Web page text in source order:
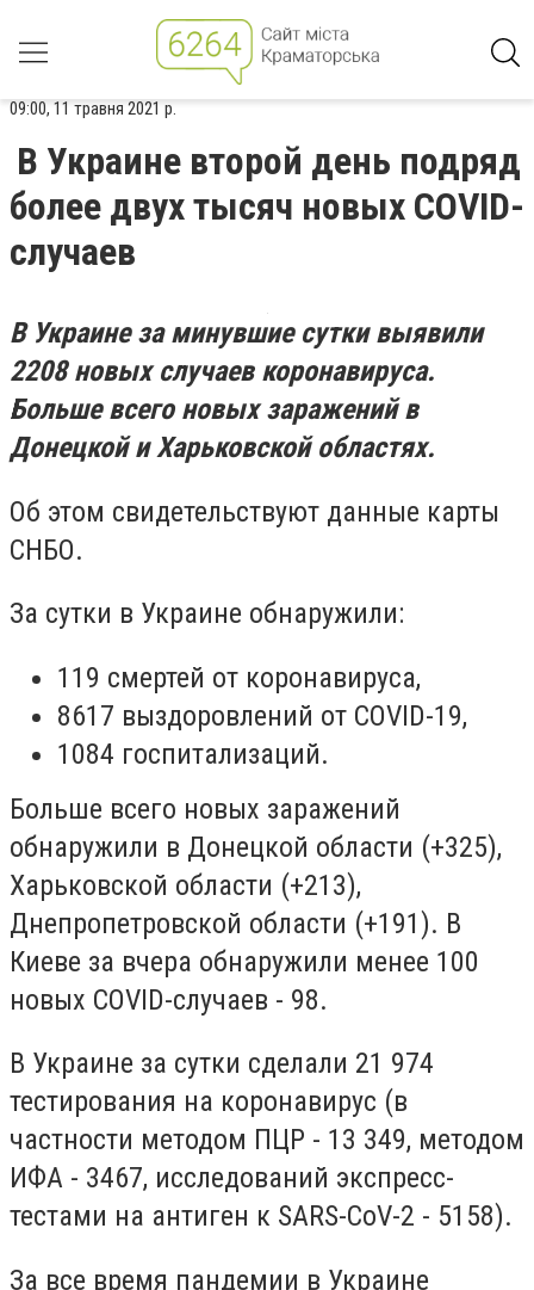
09:00, 11 травня 2021 р.
В Украине второй день подряд
более двух тысяч новых COVID-
случаев
В Украине за минувшие сутки выявили
2208 новых случаев коронавируса.
Больше всего новых заражений в
Донецкой и Харьковской областях.
Об этом свидетельствуют данные карты
СНБО.
За сутки в Украине обнаружили:
119 смертей от коронавируса,
8617 выздоровлений от COVID-19,
1084 госпитализаций.
Больше всего новых заражений
обнаружили в Донецкой области (+325),
Харьковской области (+213),
Днепропетровской области (+191). В
Киеве за вчера обнаружили менее 100
новых COVID-случаев - 98.
В Украине за сутки сделали 21 974
тестирования на коронавирус (в
частности методом ПЦР - 13 349, методом
ИФА - 3467, исследований экспресс-
тестами на антиген к SARS-CoV-2 - 5158).
За все время пандемии в Украине